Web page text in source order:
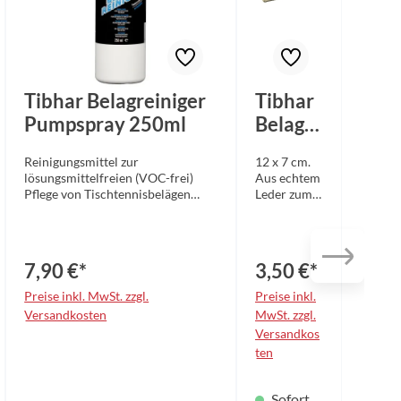
Tibhar Belagreiniger
Pumpspray 250ml
Reinigungsmittel zur
lösungsmittelfreien (VOC-frei)
Pflege von Tischtennisbelägen
sich die Flüssigkeit optimal
dosieren. Anwendung: - Belag
einsprühen, gleichmäßig die
Flüssigkeit mit der Kunstleder-
7,90 €*
Preise inkl. MwSt. zzgl.
Versandkosten
Tibhar
Belagre
sschwa
mm
12 x 7 cm.
Aus echtem
Leder zum
3,50 €*
Preise inkl.
MwSt. zzgl.
Versandkos
ten